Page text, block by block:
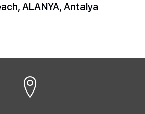
ALANYA, Antalya